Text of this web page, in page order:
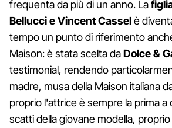
frequenta da più di un anno. La
Bellucci e Vincent Casselè
tempo un punto di riferimento
Maison: è stata scelta daDolce &
testimonial, rendendo
madre, musa della Maison italiana
proprio l'attrice è sempre la prima a
scatti della giovane modella,